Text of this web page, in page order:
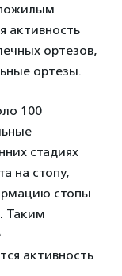
активность
ортезов,
ортезы.
100
стадиях
на стопу,
стопы
Таким
активность